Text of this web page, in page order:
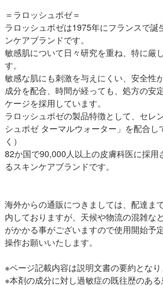
＝ラロッシュポゼ＝
ラロッシュポゼは1975年にフランスで誕
ンケアブランドです。
敏感肌について日々研究を重ね、特に厳
す。
敏感な肌にも刺激を与えにくい、安全性
成分を配合、時間が経っても、処方の安
ケージを採用しています。
ラロッシュポゼの製品特徴として、セレ
シュポゼ ターマルウォーター」を配合し
く）
82か国で90,000人以上の皮膚科医に採用
るスキンケアブランドです。
海外からの通販につきましては、配達ま
内しておりますが、天候や物流の混雑な
がかかる事がございますので使用開始予
操作お願いいたします。
※ページ記載内容は説明文書の要約となり
※本剤の成分に対し過敏症の既往歴のある